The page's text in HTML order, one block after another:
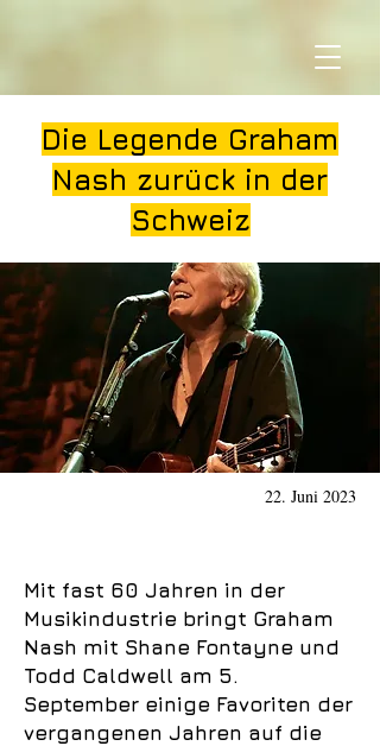
Die Legende Graham
Nash zurück in der
Schweiz
22. Juni 2023
Mit fast 60 Jahren in der
Musikindustrie bringt Graham
Nash mit Shane Fontayne und
Todd Caldwell am 5.
September einige Favoriten der
vergangenen Jahren auf die